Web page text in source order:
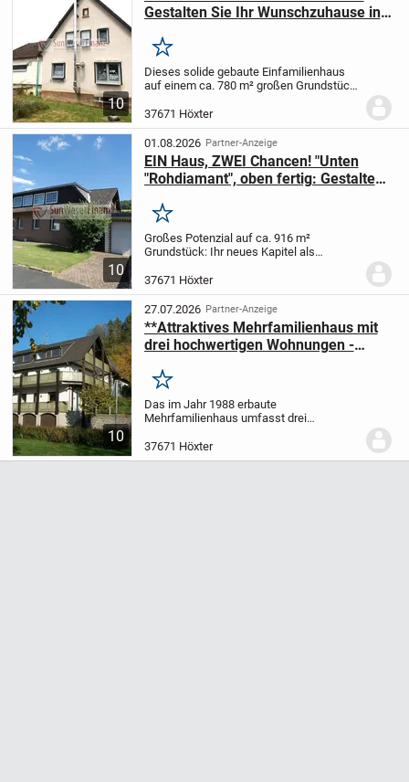
10
Gestalten Sie Ihr Wunschzuhause in
Merken
Dieses solide gebaute Einfamilienhaus
auf einem ca. 780 m² großen Grundstück
Familien die perfekte Basis, um
individuelle Wohnträume wahr werden zu
lassen.Das Objekt...
37671 Höxter
10
01.08.2026 Partner-Anzeige
EIN Haus, ZWEI Chancen! "Unten
"Rohdiamant", oben fertig: Gestalten
Merken
Großes Potenzial auf ca. 916 m²
Grundstück: Ihr neues Kapitel als
Großfamilie!Manche Häuser erzählen
eine Geschichte - dieses hier wartet
darauf, dass Sie das beste...
37671 Höxter
10
27.07.2026 Partner-Anzeige
**Attraktives Mehrfamilienhaus mit
drei hochwertigen Wohnungen -
Merken
Das im Jahr 1988 erbaute
Mehrfamilienhaus umfasst drei
über die Jahre kontinuierlich gepflegt
sowie modernisiert. Dadurch befindet
37671 Höxter